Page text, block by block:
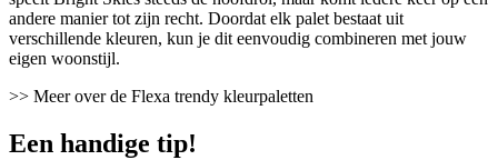
andere manier tot zijn recht. Doordat elk palet bestaat uit
verschillende kleuren, kun je dit eenvoudig combineren met jouw
eigen woonstijl.
>> Meer over de Flexa trendy kleurpaletten
Een handige tip!